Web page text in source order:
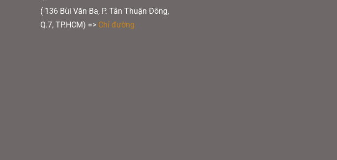
( 136 Bùi Văn Ba, P. Tân Thuận Đông,
Q.7, TP.HCM) => Chỉ đường